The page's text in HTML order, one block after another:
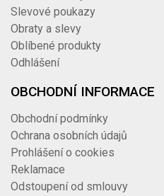
Slevové poukazy
Obraty a slevy
Oblíbené produkty
Odhlášení
OBCHODNÍ INFORMACE
Obchodní podmínky
Ochrana osobních údajů
Prohlášení o cookies
Reklamace
Odstoupení od smlouvy